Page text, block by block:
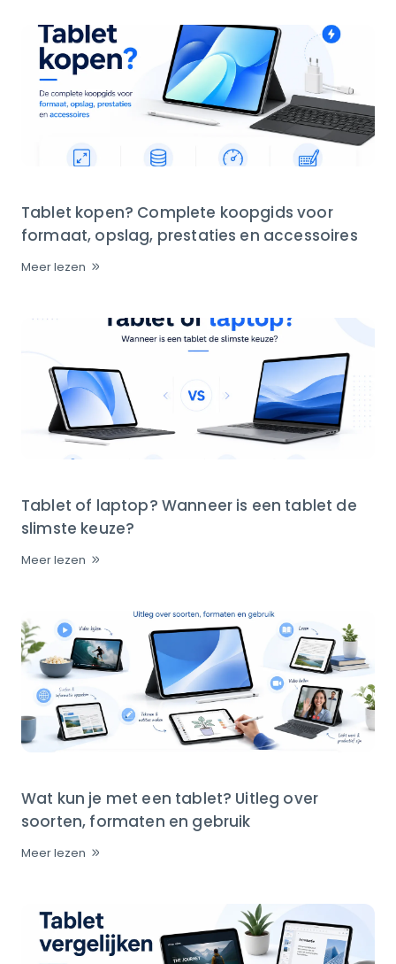
Tablet kopen? Complete koopgids voor
formaat, opslag, prestaties en accessoires
Meer lezen
Tablet of laptop? Wanneer is een tablet de
slimste keuze?
Meer lezen
Wat kun je met een tablet? Uitleg over
soorten, formaten en gebruik
Meer lezen